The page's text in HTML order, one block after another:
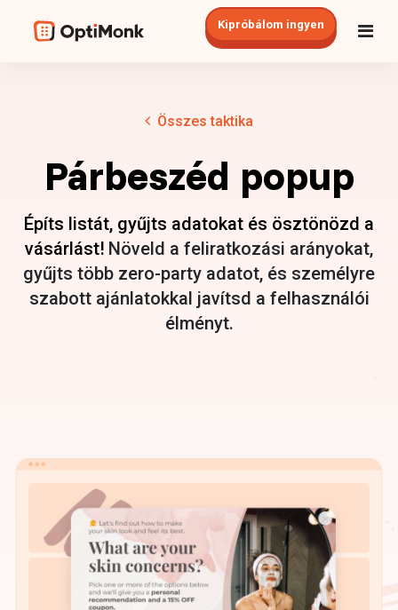
Kipróbálom ingyen
Összes taktika
Párbeszéd popup
Építs listát, gyűjts adatokat és ösztönözd a
vásárlást! Növeld a feliratkozási arányokat,
gyűjts több zero-party adatot, és személyre
szabott ajánlatokkal javítsd a felhasználói
élményt.